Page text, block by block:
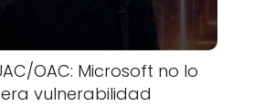
OAC: Microsoft no lo
vulnerabilidad